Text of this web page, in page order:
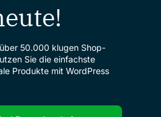
50.000 klugen Shop-
Sie die einfachste
Produkte mit WordPress